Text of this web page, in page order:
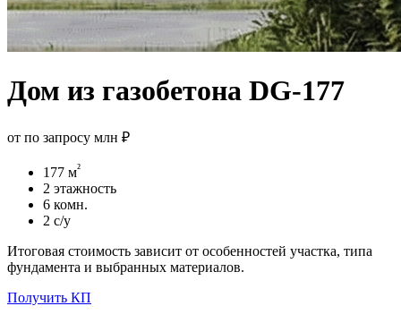
Дом из газобетона DG-177
от по запросу млн ₽
177 м²
2 этажность
6 комн.
2 с/у
Итоговая стоимость зависит от особенностей участка, типа
фундамента и выбранных материалов.
Получить КП